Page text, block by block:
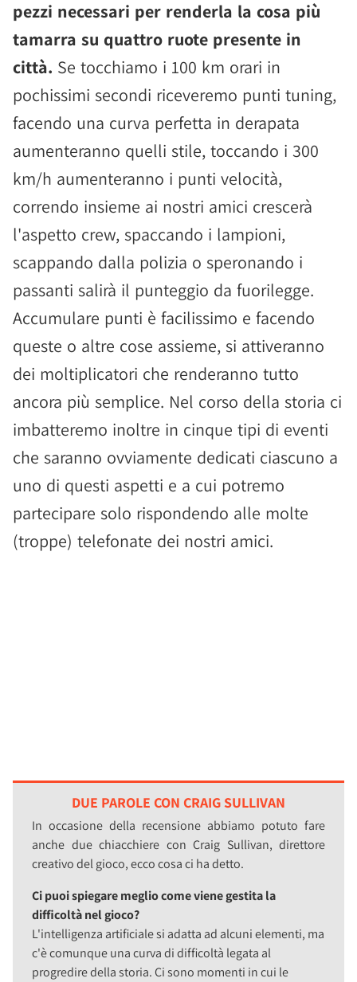
pezzi necessari per renderla la cosa più
tamarra su quattro ruote presente in
città. Se tocchiamo i 100 km orari in
pochissimi secondi riceveremo punti tuning,
facendo una curva perfetta in derapata
aumenteranno quelli stile, toccando i 300
km/h aumenteranno i punti velocità,
correndo insieme ai nostri amici crescerà
l'aspetto crew, spaccando i lampioni,
scappando dalla polizia o speronando i
passanti salirà il punteggio da fuorilegge.
Accumulare punti è facilissimo e facendo
queste o altre cose assieme, si attiveranno
dei moltiplicatori che renderanno tutto
ancora più semplice. Nel corso della storia ci
imbatteremo inoltre in cinque tipi di eventi
che saranno ovviamente dedicati ciascuno a
uno di questi aspetti e a cui potremo
partecipare solo rispondendo alle molte
(troppe) telefonate dei nostri amici.
DUE PAROLE CON CRAIG SULLIVAN
In occasione della recensione abbiamo potuto fare
anche due chiacchiere con Craig Sullivan, direttore
creativo del gioco, ecco cosa ci ha detto.
Ci puoi spiegare meglio come viene gestita la
difficoltà nel gioco?
L'intelligenza artificiale si adatta ad alcuni elementi, ma
c'è comunque una curva di difficoltà legata al
progredire della storia. Ci sono momenti in cui le